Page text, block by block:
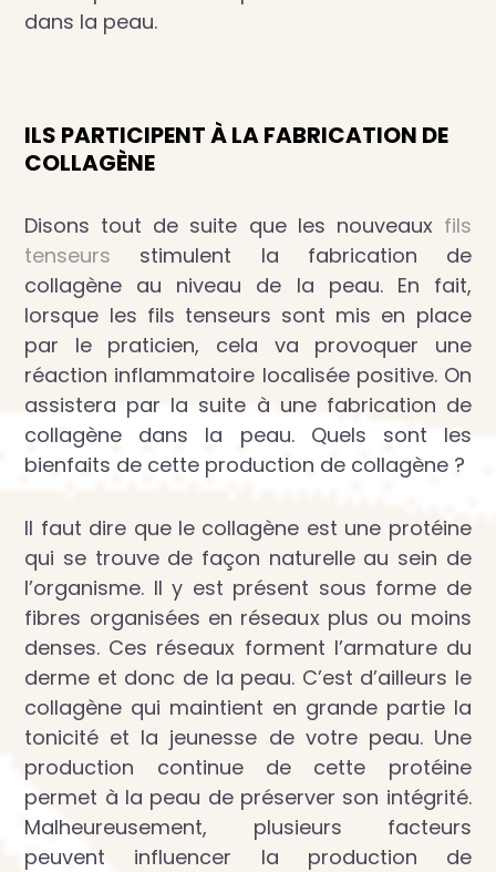
dans la peau.
ILS PARTICIPENT À LA FABRICATION DE
COLLAGÈNE
Disons tout de suite que les nouveaux fils
tenseurs stimulent la fabrication de
collagène au niveau de la peau. En fait,
lorsque les fils tenseurs sont mis en place
par le praticien, cela va provoquer une
réaction inflammatoire localisée positive. On
assistera par la suite à une fabrication de
collagène dans la peau. Quels sont les
bienfaits de cette production de collagène ?
Il faut dire que le collagène est une protéine
qui se trouve de façon naturelle au sein de
l’organisme. Il y est présent sous forme de
fibres organisées en réseaux plus ou moins
denses. Ces réseaux forment l’armature du
derme et donc de la peau. C’est d’ailleurs le
collagène qui maintient en grande partie la
tonicité et la jeunesse de votre peau. Une
production continue de cette protéine
permet à la peau de préserver son intégrité.
Malheureusement, plusieurs facteurs
peuvent influencer la production de